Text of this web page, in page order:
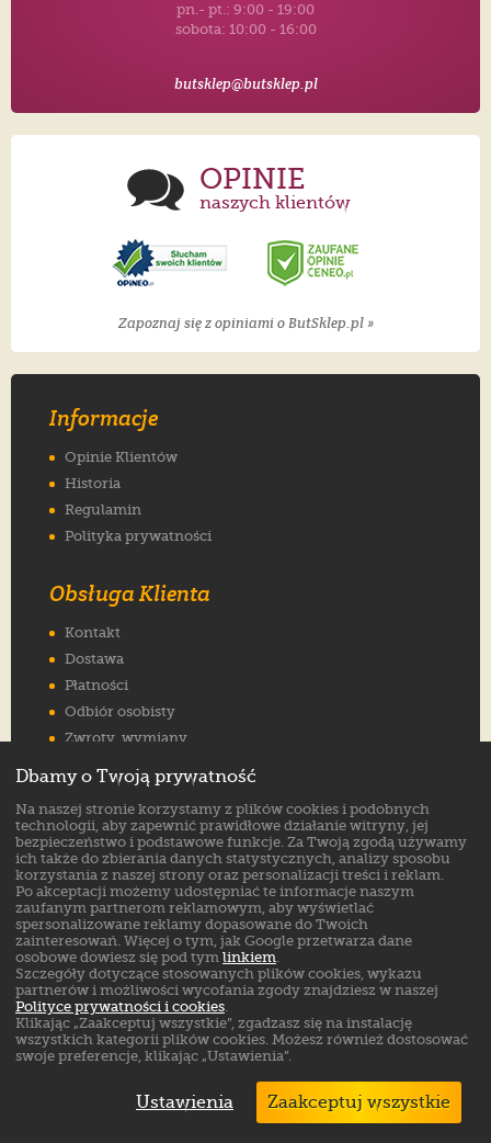
pn.- pt.: 9:00 - 19:00
sobota: 10:00 - 16:00
butsklep@butsklep.pl
OPINIE
naszych klientów
Zapoznaj się z opiniami o ButSklep.pl »
Informacje
Opinie Klientów
Historia
Regulamin
Polityka prywatności
Obsługa Klienta
Kontakt
Dostawa
Płatności
Odbiór osobisty
Zwroty, wymiany
Jak wybrać rozmiar
FAQ
Znajdź nas na:
Markowe buty sklep online. ©ButSklep.pl 2026
Created by: MediaAmbassador
Dbamy o Twoją prywatność
Na naszej stronie korzystamy z plików cookies i podobnych
technologii, aby zapewnić prawidłowe działanie witryny, jej
bezpieczeństwo i podstawowe funkcje. Za Twoją zgodą używamy
ich także do zbierania danych statystycznych, analizy sposobu
korzystania z naszej strony oraz personalizacji treści i reklam.
Po akceptacji możemy udostępniać te informacje naszym
zaufanym partnerom reklamowym, aby wyświetlać
spersonalizowane reklamy dopasowane do Twoich
zainteresowań. Więcej o tym, jak Google przetwarza dane
osobowe dowiesz się pod tym linkiem.
Szczegóły dotyczące stosowanych plików cookies, wykazu
partnerów i możliwości wycofania zgody znajdziesz w naszej
Polityce prywatności i cookies.
Klikając „Zaakceptuj wszystkie”, zgadzasz się na instalację
wszystkich kategorii plików cookies. Możesz również dostosować
swoje preferencje, klikając „Ustawienia”.
Ustawienia Zaakceptuj wszystkie